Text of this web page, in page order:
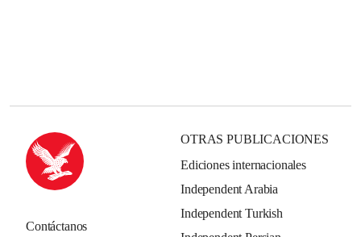
Contáctanos
OTRAS PUBLICACIONES
Ediciones internacionales
Independent Arabia
Independent Turkish